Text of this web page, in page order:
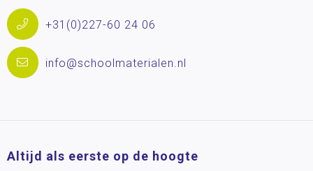
+31(0)227-60 24 06
info@schoolmaterialen.nl
Altijd als eerste op de hoogte